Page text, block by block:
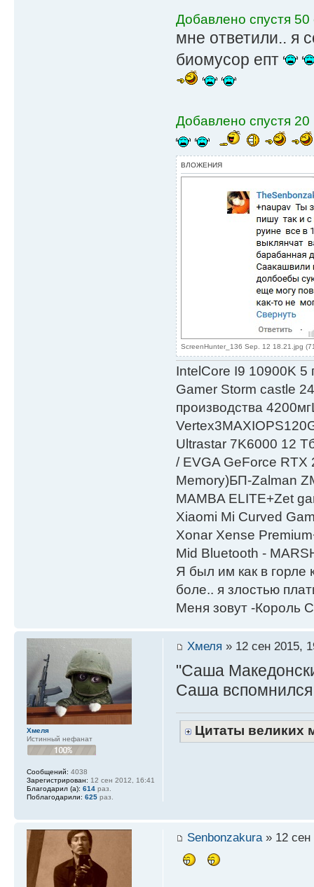
Добавлено спустя 50
мне ответили.. я
биомусор епт
Добавлено спустя 20
ВЛОЖЕНИЯ
ScreenHunter_136 Sep. 12 18.21.jpg
IntelСore I9 10900K 5
Gamer Storm castle
производства
Ultrastar 7K6000 12
/ EVGA GeForce RTX
Мemory)БП-Zalman
MAMBA ELITE+Zet
Xiaomi Mi Curved
Xonar Xense
Mid Bluetooth -
Я был им как в горле
боле.. я злостью
Меня зовут -Король
Хмеля » 12 сен 2015,
"Саша
Саша
Цитаты великих
Хмеля
Истинный нефанат
Сообщений: 4038
Зарегистрирован: 12 сен 2012, 16:41
Благодарил (а): 614 раз.
Поблагодарили: 625 раз.
Senbonzakura» 12 сен